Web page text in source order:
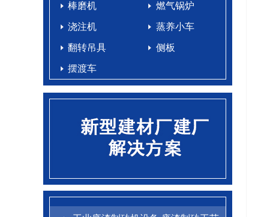
棒磨机 燃气锅炉
浇注机 蒸养小车
翻转吊具 侧板
摆渡车